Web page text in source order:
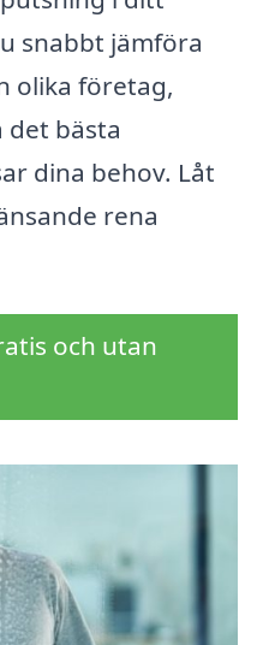
snabbt jämföra
olika företag,
det bästa
dina behov. Låt
rena
och utan